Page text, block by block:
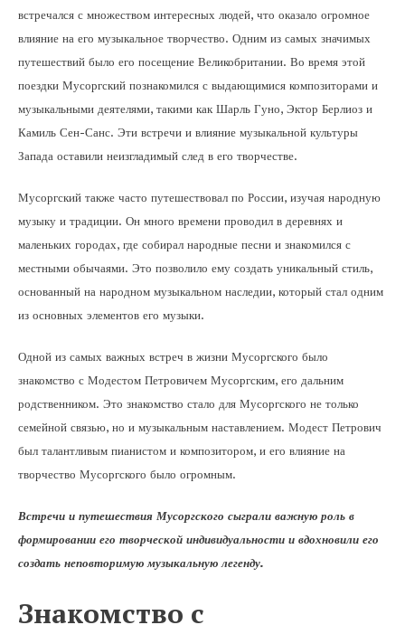
встречался с множеством интересных людей, что оказало огромное
влияние на его музыкальное творчество. Одним из самых значимых
путешествий было его посещение Великобритании. Во время этой
поездки Мусоргский познакомился с выдающимися композиторами и
музыкальными деятелями, такими как Шарль Гуно, Эктор Берлиоз и
Камиль Сен-Санс. Эти встречи и влияние музыкальной культуры
Запада оставили неизгладимый след в его творчестве.
Мусоргский также часто путешествовал по России, изучая народную
музыку и традиции. Он много времени проводил в деревнях и
маленьких городах, где собирал народные песни и знакомился с
местными обычаями. Это позволило ему создать уникальный стиль,
основанный на народном музыкальном наследии, который стал одним
из основных элементов его музыки.
Одной из самых важных встреч в жизни Мусоргского было
знакомство с Модестом Петровичем Мусоргским, его дальним
родственником. Это знакомство стало для Мусоргского не только
семейной связью, но и музыкальным наставлением. Модест Петрович
был талантливым пианистом и композитором, и его влияние на
творчество Мусоргского было огромным.
Встречи и путешествия Мусоргского сыграли важную роль в
формировании его творческой индивидуальности и вдохновили его
создать неповторимую музыкальную легенду.
Знакомство с